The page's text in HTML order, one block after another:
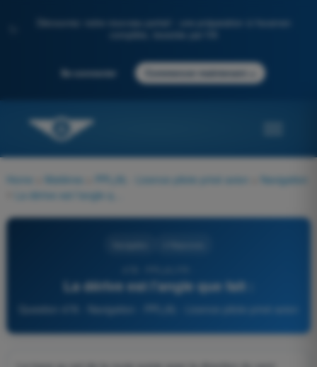
Découvrez notre nouveau portail : une préparation à l'examen
Se connecter Commencer maintenant
Home Matières PPL(A) - Licence pilote privé avion
Navigation
La dérive est l'angle que fait :
Question 478 - Navigation - PPL(A) - Licence pilote privé avion